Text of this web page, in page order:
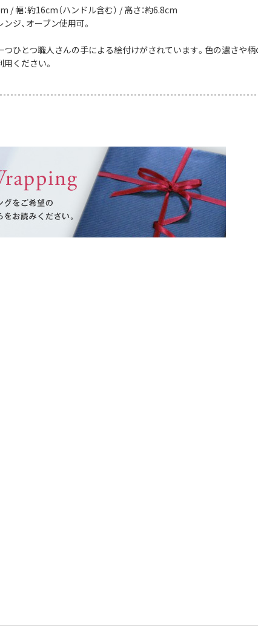
/ 幅：約16cm（ハンドル含む） / 高さ：約6.8cm
ジ、オーブン使用可。
つひとつ職人さんの手による絵付けがされています。色の濃さや
ください。